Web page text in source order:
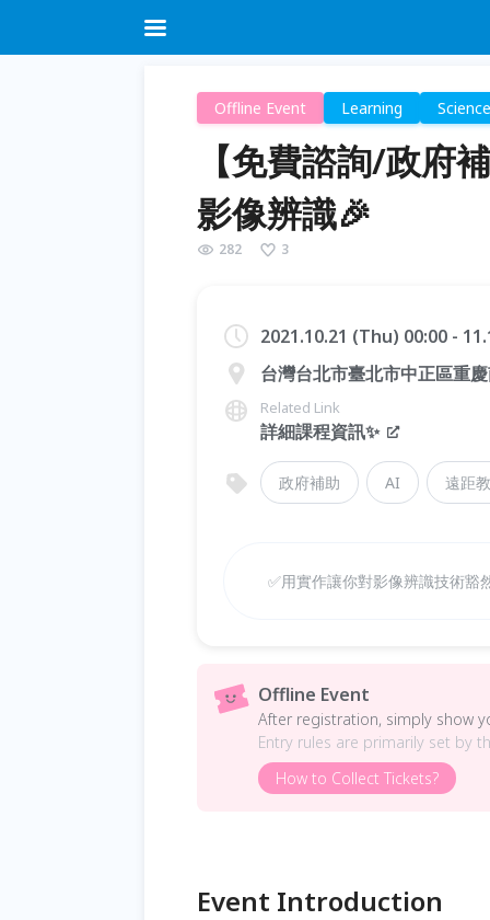
Offline Event Learning
【免費諮詢/政府
影像辨識🎉
282 3
2021.10.21 (Thu) 00:00 -
台灣台北市臺北市中正區重
Related Link
詳細課程資訊✨
政府補助 AI 遠距
✅用實作讓你對影像辨識技術豁
Offline Event
After registration, simply show
Entry rules are primarily set by
How to Collect Tickets?
Event Introduction